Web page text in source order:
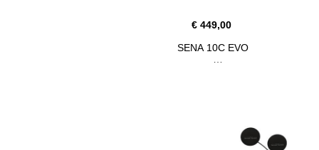
€ 449,00
SENA 10C EVO